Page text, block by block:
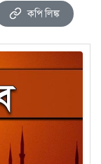
কপি লিঙ্ক